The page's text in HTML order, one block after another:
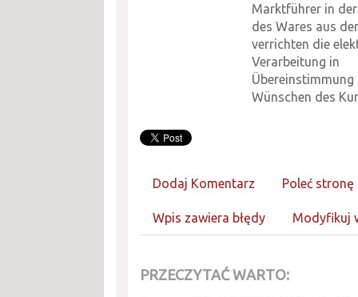
Marktführer in
des Wares aus
verrichten die
Verarbeitung in
Übereinstimmung
Wünschen des
Dodaj Komentarz Poleć stronę
Wpis zawiera błędy Modyfikuj
PRZECZYTAĆ WARTO: